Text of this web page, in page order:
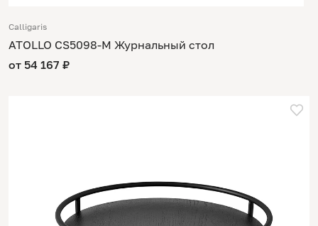
Calligaris
ATOLLO CS5098-M Журнальный стол
от 54 167 ₽